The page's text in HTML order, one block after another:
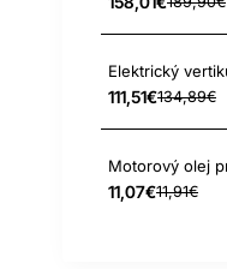
111,51€134,89€
11,07€11,91€